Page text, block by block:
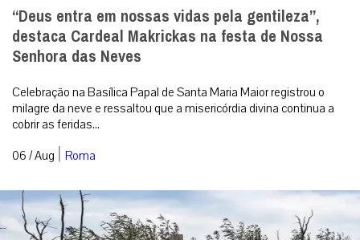
“Deus entra em nossas vidas pela gentileza”,
destaca Cardeal Makrickas na festa de Nossa
Senhora das Neves
Celebração na Basílica Papal de Santa Maria Maior registrou o
milagre da neve e ressaltou que a misericórdia divina continua a
cobrir as feridas...
06 / Aug | Roma